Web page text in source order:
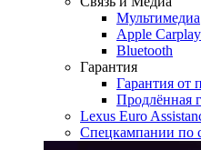
Мультимедиа
Apple
Bluetooth
Гарантия
Гарантия от
Продлённая
Lexus Euro
Спецкампании по